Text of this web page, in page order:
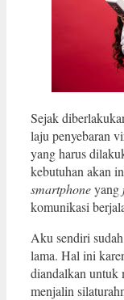
Sejak
laju penyebaran
yang harus
kebutuhan akan
smartphoneyang
komunikasi
Aku sendiri
lama. Hal ini
diandalkan untuk
menjalin